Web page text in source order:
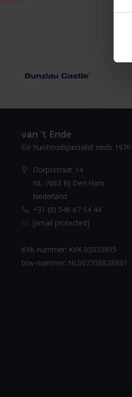
van 't Ende
Dè huishoudspecialist sinds 1970
Dorpsstraat 14
NL-7683 BJ Den Ham
Nederland
+31 (0) 546 67 14 44
[email protected]
KVK nummer: KVK 05023895
btw-nummer: NL007355828B01